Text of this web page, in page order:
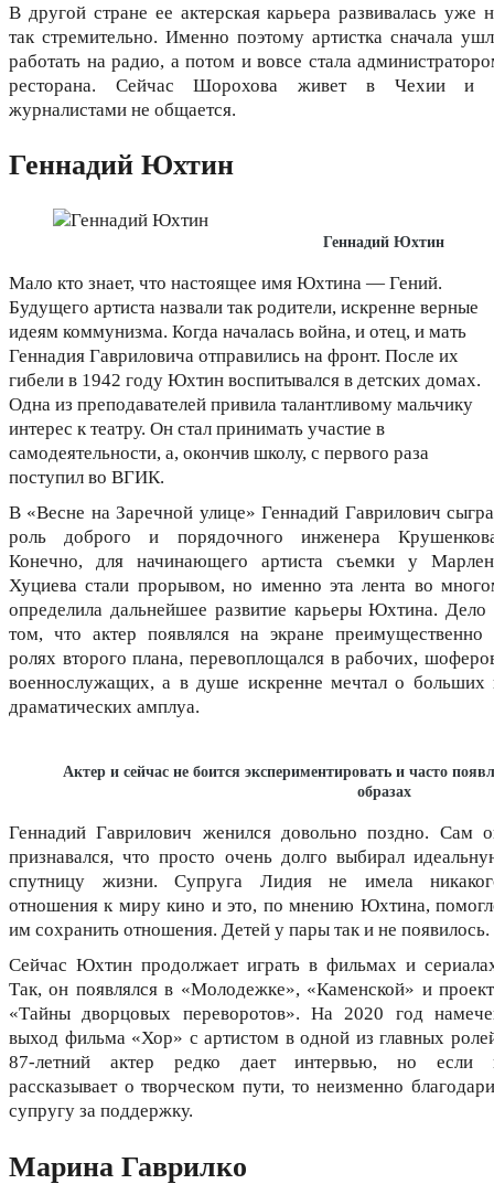
В другой стране ее актерская карьера развивалась уже
так стремительно. Именно поэтому артистка сначала
работать на радио, а потом и вовсе стала
ресторана. Сейчас Шорохова живет в Чехии и
журналистами не общается.
Геннадий Юхтин
Геннадий Юхтин
Мало кто знает, что настоящее имя Юхтина — Гений.
Будущего артиста назвали так родители, искренне верные
идеям коммунизма. Когда началась война, и отец, и мать
Геннадия Гавриловича отправились на фронт. После их
гибели в 1942 году Юхтин воспитывался в детских домах.
Одна из преподавателей привила талантливому мальчику
интерес к театру. Он стал принимать участие в
самодеятельности, а, окончив школу, с первого раза
поступил во ВГИК.
В «Весне на Заречной улице» Геннадий Гаврилович
роль доброго и порядочного инженера
Конечно, для начинающего артиста съемки у
Хуциева стали прорывом, но именно эта лента во
определила дальнейшее развитие карьеры Юхтина. Дело
том, что актер появлялся на экране преимущественно
ролях второго плана, перевоплощался в рабочих,
военнослужащих, а в душе искренне мечтал о больших
драматических амплуа.
Актер и сейчас не боится экспериментировать и часто
образах
Геннадий Гаврилович женился довольно поздно. Сам
признавался, что просто очень долго выбирал
спутницу жизни. Супруга Лидия не имела
отношения к миру кино и это, по мнению Юхтина,
им сохранить отношения. Детей у пары так и не появилось.
Сейчас Юхтин продолжает играть в фильмах и
Так, он появлялся в «Молодежке», «Каменской» и
«Тайны дворцовых переворотов». На 2020 год
выход фильма «Хор» с артистом в одной из главных
87-летний актер редко дает интервью, но если
рассказывает о творческом пути, то неизменно
супругу за поддержку.
Марина Гаврилко